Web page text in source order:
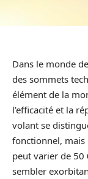
Dans le monde
des sommets
élément de la
l’efficacité et la
volant se
fonctionnel, mais
peut varier de
sembler